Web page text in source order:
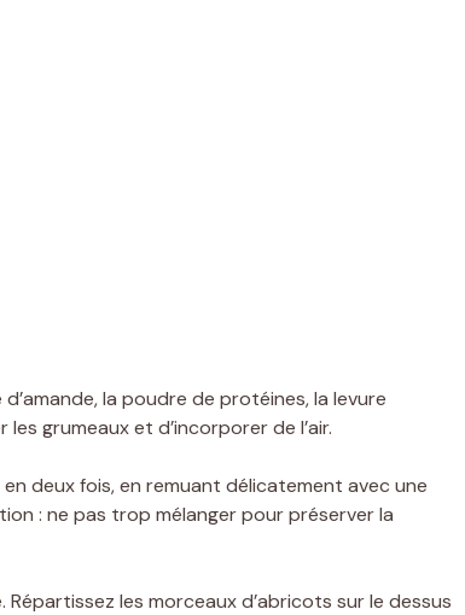
la poudre de protéines, la levure
les grumeaux et d’incorporer de l’air.
deux fois, en remuant délicatement avec une
: ne pas trop mélanger pour préserver la
les morceaux d’abricots sur le dessus